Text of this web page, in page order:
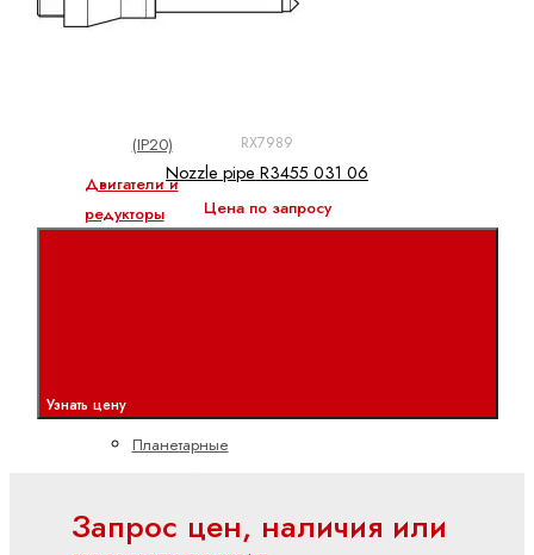
Полевая
(IP20)
Двигатели и
редукторы
Планетарные
линейные
RX7989
Nozzle pipe R3455 031 06
Цена по запросу
Узнать цену
Запрос цен, наличия или